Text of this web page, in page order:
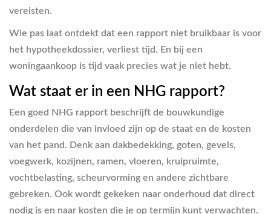
vereisten.
Wie pas laat ontdekt dat een rapport niet bruikbaar is voor
het hypotheekdossier, verliest tijd. En bij een
woningaankoop is tijd vaak precies wat je niet hebt.
Wat staat er in een NHG rapport?
Een goed NHG rapport beschrijft de bouwkundige
onderdelen die van invloed zijn op de staat en de kosten
van het pand. Denk aan dakbedekking, goten, gevels,
voegwerk, kozijnen, ramen, vloeren, kruipruimte,
vochtbelasting, scheurvorming en andere zichtbare
gebreken. Ook wordt gekeken naar onderhoud dat direct
nodig is en naar kosten die je op termijn kunt verwachten.